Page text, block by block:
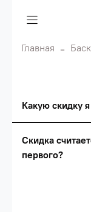
Главная
Какую скидку
Сумма
Скидка
первого?